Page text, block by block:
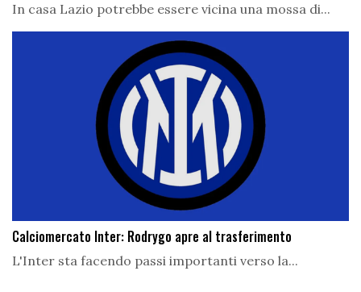
In casa Lazio potrebbe essere vicina una mossa di...
Calciomercato Inter: Rodrygo apre al trasferimento
L'Inter sta facendo passi importanti verso la...